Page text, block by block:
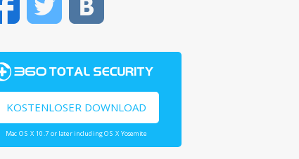
FacebookTwitter
KOSTENLOSER DOWNLOAD
Mac OS X 10.7 or later including OS X Yosemite